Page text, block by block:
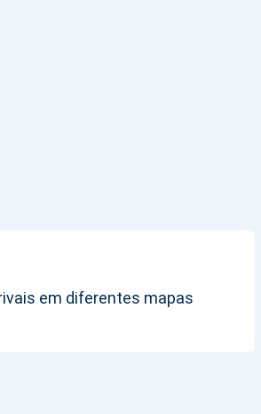
em diferentes mapas